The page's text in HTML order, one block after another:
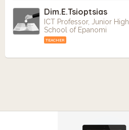
Dim.E.Tsioptsias
ICT Professor, Junior High
School of Epanomi
TEACHER